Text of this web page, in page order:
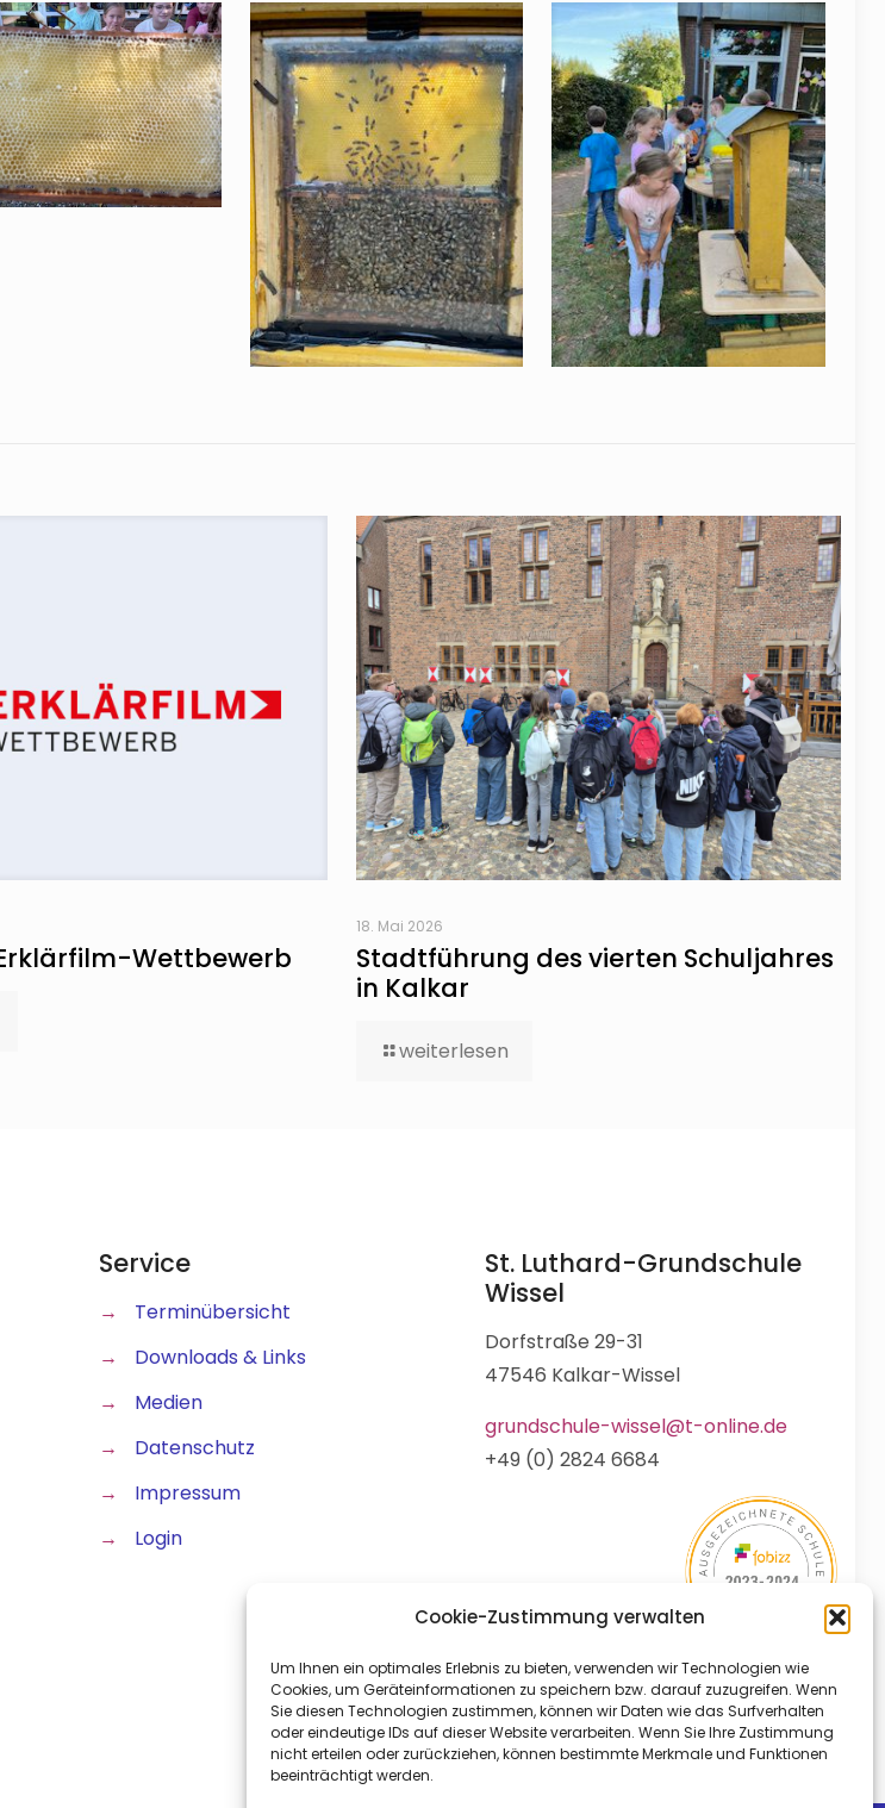
Cookie-Zustimmung verwalten
Um Ihnen ein optimales Erlebnis zu bieten, verwenden wir Technologien wie
Cookies, um Geräteinformationen zu speichern bzw. darauf zuzugreifen. Wenn
Sie diesen Technologien zustimmen, können wir Daten wie das Surfverhalten
oder eindeutige IDs auf dieser Website verarbeiten. Wenn Sie Ihre Zustimmung
nicht erteilen oder zurückziehen, können bestimmte Merkmale und Funktionen
beeinträchtigt werden.
Wettbewerb
18. Mai 2026
Stadtführung des vierten Schuljahres
in Kalkar
weiterlesen
Service
→
Terminübersicht
→
Downloads & Links
→
Medien
→
Datenschutz
→
Impressum
→
Login
St. Luthard-Grundschule
Wissel
Dorfstraße 29-31
47546 Kalkar-Wissel
grundschule-wissel@t-online.de
+49 (0) 2824 6684